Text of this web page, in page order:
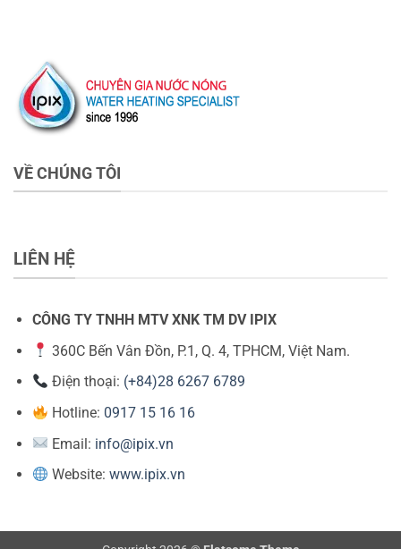
VỀ CHÚNG TÔI
LIÊN HỆ
CÔNG TY TNHH MTV XNK TM DV IPIX
360C Bến Vân Đồn, P.1, Q. 4, TPHCM, Việt Nam.
Điện thoại: (+84)28 6267 6789
Hotline: 0917 15 16 16
Email: info@ipix.vn
Website:www.ipix.vn